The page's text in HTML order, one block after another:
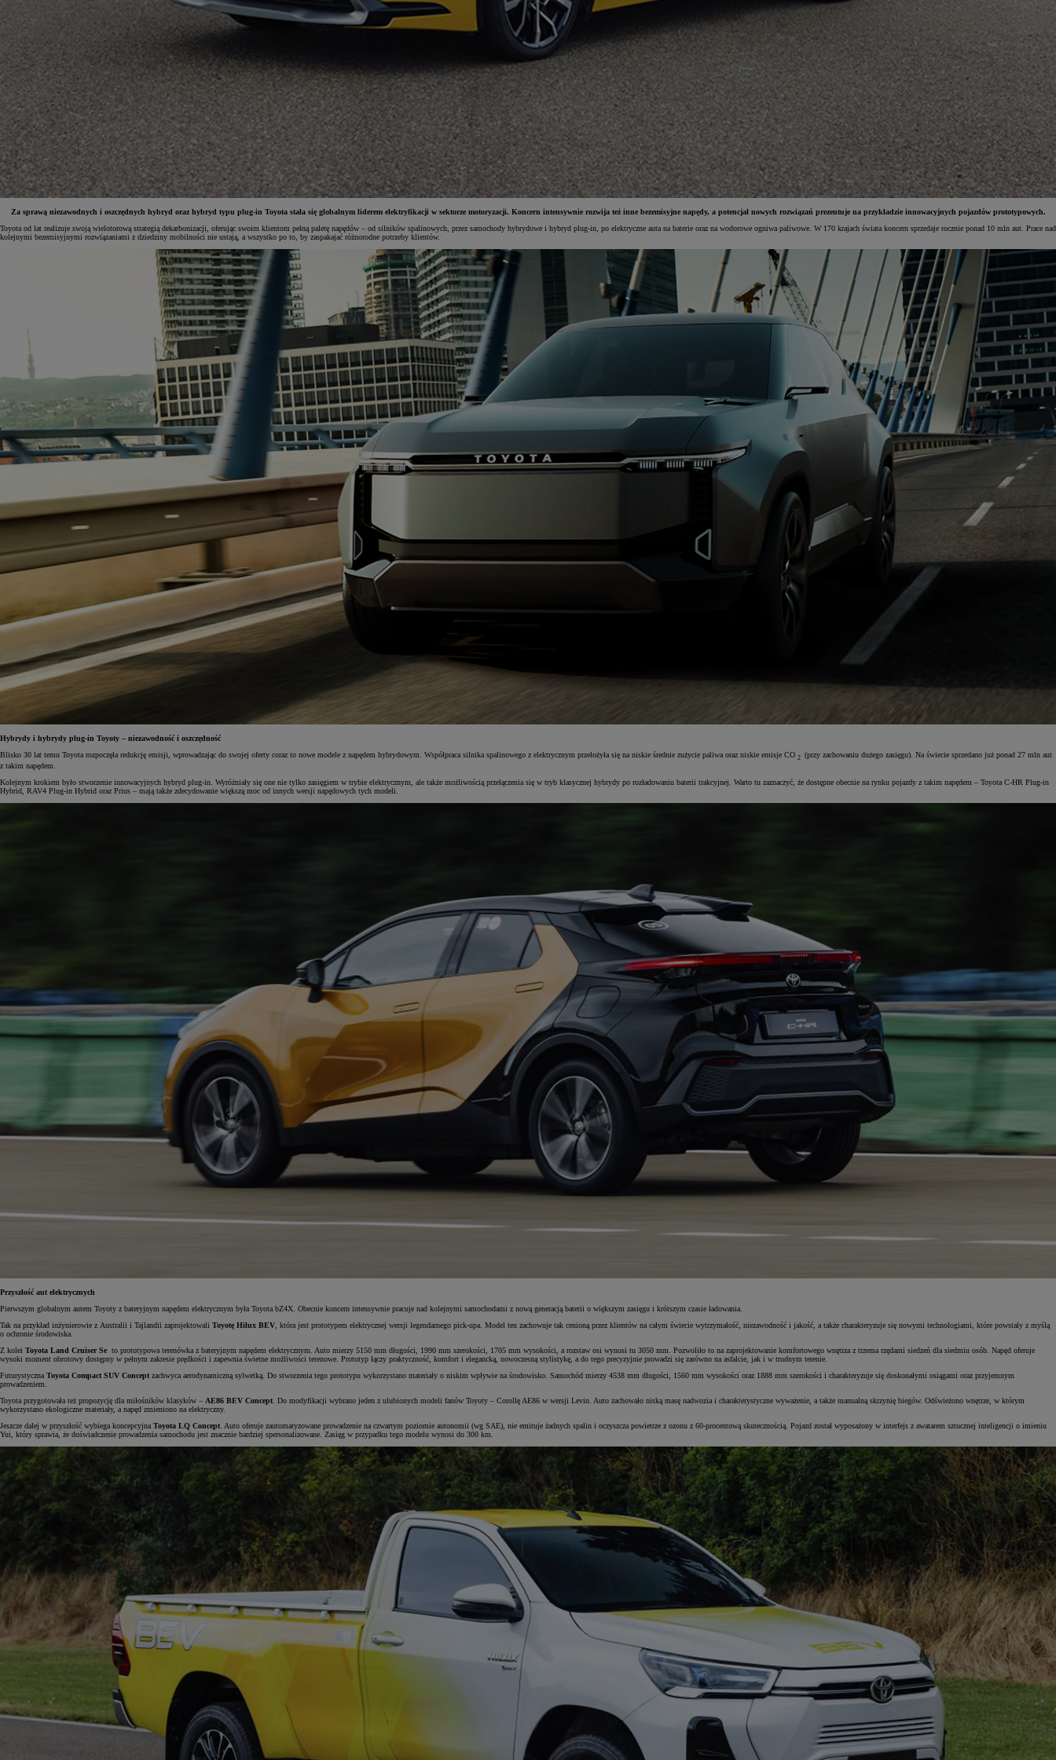
105 300 zł
Corolla Hatchback
HYBRID
Za sprawą niezawodnych i oszczędnych hybryd oraz hybryd typu plug-in Toyota stała się globalnym liderem elektryfikacji w sektorze motoryzacji. Koncern intensywnie rozwija też inne bezemisyjne napędy, a potencjał nowych rozwiązań prezentuje na przykładzie innowacyjnych pojazdów prototypowych.
Toyota od lat realizuje swoją wielotorową strategią dekarbonizacji, oferując swoim klientom pełną paletę napędów – od silników spalinowych, przez samochody hybrydowe i hybryd plug-in, po elektryczne auta na baterie oraz na wodorowe ogniwa paliwowe. W 170 krajach świata koncern sprzedaje rocznie ponad 10 mln aut. Prace nad
kolejnymi bezemisyjnymi rozwiązaniami z dziedziny mobilności nie ustają, a wszystko po to, by zaspakajać różnorodne potrzeby klientów.
Hybrydy i hybrydy plug-in Toyoty – niezawodność i oszczędność
Blisko 30 lat temu Toyota rozpoczęła redukcję emisji, wprowadzając do swojej oferty coraz to nowe modele z napędem hybrydowym. Współpraca silnika spalinowego z elektrycznym przełożyła się na niskie średnie zużycie paliwa oraz niskie emisje CO 2 (przy zachowaniu dużego zasięgu). Na świecie sprzedano już ponad 27 mln aut
z takim napędem.
Kolejnym krokiem było stworzenie innowacyjnych hybryd plug-in. Wyróżniały się one nie tylko zasięgiem w trybie elektrycznym, ale także możliwością przełączenia się w tryb klasycznej hybrydy po rozładowaniu baterii trakcyjnej. Warto tu zaznaczyć, że dostępne obecnie na rynku pojazdy z takim napędem – Toyota C-HR Plug-in
Hybrid, RAV4 Plug-in Hybrid oraz Prius – mają także zdecydowanie większą moc od innych wersji napędowych tych modeli.
Przyszłość aut elektrycznych
Pierwszym globalnym autem Toyoty z bateryjnym napędem elektrycznym była Toyota bZ4X. Obecnie koncern intensywnie pracuje nad kolejnymi samochodami z nową generacją baterii o większym zasięgu i krótszym czasie ładowania.
Tak na przykład inżynierowie z Australii i Tajlandii zaprojektowali Toyotę Hilux BEV , która jest prototypem elektrycznej wersji legendarnego pick-upa. Model ten zachowuje tak cenioną przez klientów na całym świecie wytrzymałość, niezawodność i jakość, a także charakteryzuje się nowymi technologiami, które powstały z myślą
o ochronie środowiska.
Z kolei Toyota Land Cruiser Se to prototypowa terenówka z bateryjnym napędem elektrycznym. Auto mierzy 5150 mm długości, 1990 mm szerokości, 1705 mm wysokości, a rozstaw osi wynosi tu 3050 mm. Pozwoliło to na zaprojektowanie komfortowego wnętrza z trzema rzędami siedzeń dla siedmiu osób. Napęd oferuje
wysoki moment obrotowy dostępny w pełnym zakresie prędkości i zapewnia świetne możliwości terenowe. Prototyp łączy praktyczność, komfort i elegancką, nowoczesną stylistykę, a do tego precyzyjnie prowadzi się zarówno na asfalcie, jak i w trudnym terenie.
Futurystyczna Toyota Compact SUV Concept zachwyca aerodynamiczną sylwetką. Do stworzenia tego prototypu wykorzystano materiały o niskim wpływie na środowisko. Samochód mierzy 4538 mm długości, 1560 mm wysokości oraz 1888 mm szerokości i charakteryzuje się doskonałymi osiągami oraz przyjemnym
prowadzeniem.
Toyota przygotowała też propozycję dla miłośników klasyków – AE86 BEV Concept . Do modyfikacji wybrano jeden z ulubionych modeli fanów Toyoty – Corollę AE86 w wersji Levin. Auto zachowało niską masę nadwozia i charakterystyczne wyważenie, a także manualną skrzynię biegów. Odświeżono wnętrze, w którym
wykorzystano ekologiczne materiały, a napęd zmieniono na elektryczny.
Jeszcze dalej w przyszłość wybiega koncepcyjna Toyota LQ Concept . Auto oferuje zautomatyzowane prowadzenie na czwartym poziomie autonomii (wg SAE), nie emituje żadnych spalin i oczyszcza powietrze z ozonu z 60-procentową skutecznością. Pojazd został wyposażony w interfejs z awatarem sztucznej inteligencji o imieniu
Yui, który sprawia, że doświadczenie prowadzenia samochodu jest znacznie bardziej spersonalizowane. Zasięg w przypadku tego modelu wynosi do 300 km.